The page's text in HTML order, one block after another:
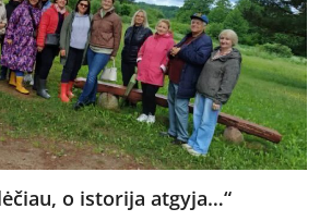
o istorija atgyja…“